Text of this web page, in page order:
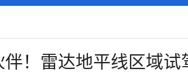
！雷达地平线区域